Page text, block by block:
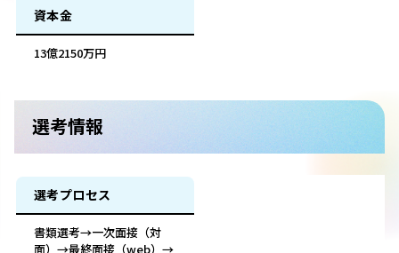
資本金
13億2150万円
選考情報
選考プロセス
書類選考→一次面接（対
面）→最終面接（web）→